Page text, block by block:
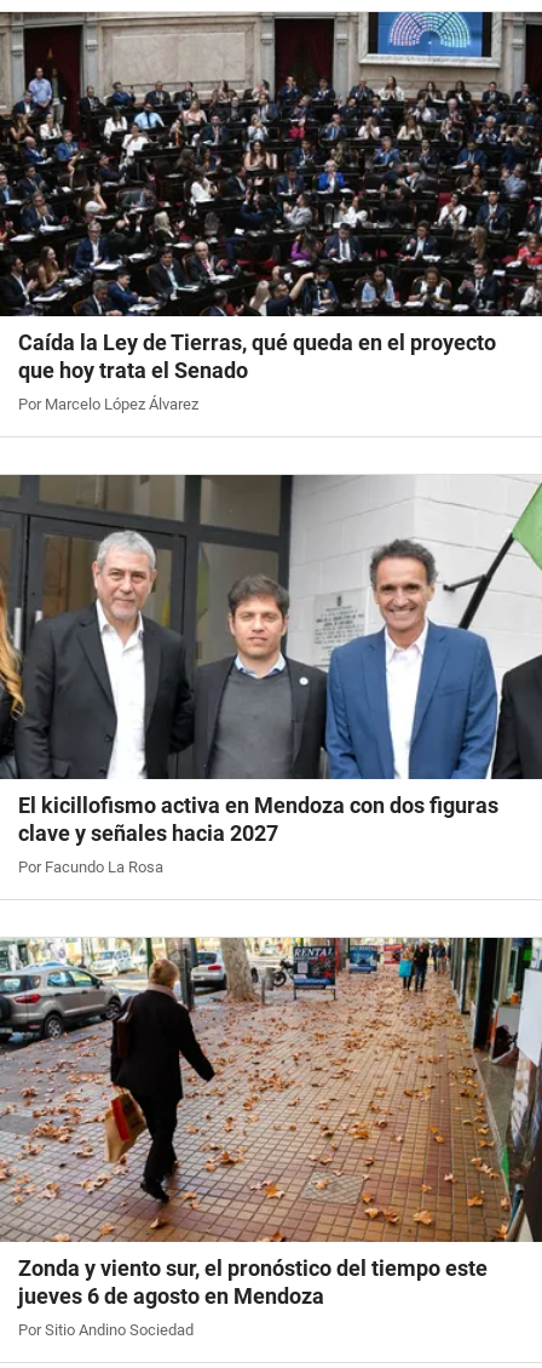
Caída la Ley de Tierras, qué queda en el proyecto
que hoy trata el Senado
Por Marcelo López Álvarez
El kicillofismo activa en Mendoza con dos figuras
clave y señales hacia 2027
Por Facundo La Rosa
Zonda y viento sur, el pronóstico del tiempo este
jueves 6 de agosto en Mendoza
Por Sitio Andino Sociedad